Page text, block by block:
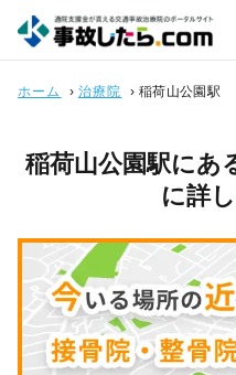
ホーム › 治療院 › 稲荷山公園駅
稲荷山公園駅にあ
に詳